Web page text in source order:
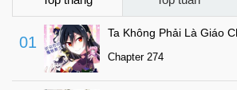
Chapter 2
Chapter 1
01
Ta Không Phải Là Giáo
Chapter 274